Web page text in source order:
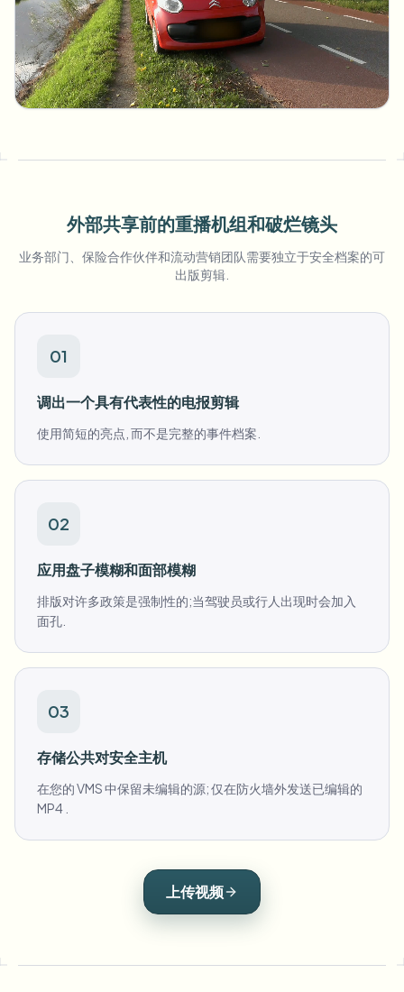
游戏与直播模糊
人脸匿名化
语音匿名处理器
一次处理多个视频
批量人脸匿名化
大批量、保留期和SLA
批量车牌模糊
批量人脸模糊
模糊任何内容
联系表单
视频智能
外部共享前的重播机组和破烂镜头
业务部门、保险合作伙伴和流动营销团队需要独立于安全档案的可
出版剪辑.
01
调出一个具有代表性的电报剪辑
使用简短的亮点, 而不是完整的事件档案.
02
应用盘子模糊和面部模糊
排版对许多政策是强制性的;当驾驶员或行人出现时会加入
面孔.
03
存储公共对安全主机
在您的 VMS 中保留未编辑的源; 仅在防火墙外发送已编辑的
MP4 .
上传视频